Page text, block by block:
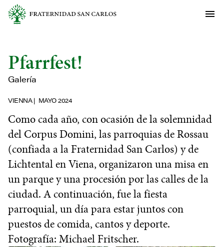
Pfarrfest!
Galería
VIENNA MAYO 2024
Como cada año, con ocasión de la solemnidad
del Corpus Domini, las parroquias de Rossau
(confiada a la Fraternidad San Carlos) y de
Lichtental en Viena, organizaron una misa en
un parque y una procesión por las calles de la
ciudad. A continuación, fue la fiesta
parroquial, un día para estar juntos con
puestos de comida, cantos y deporte.
Fotografía: Michael Fritscher.